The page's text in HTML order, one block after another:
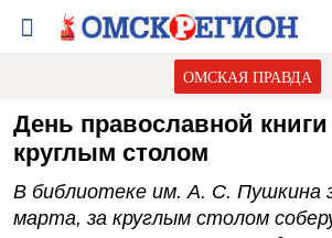
ОМСКАЯ ПРАВДА
День православной книги
круглым столом
В библиотеке им. А. С. Пушкина
марта, за круглым столом